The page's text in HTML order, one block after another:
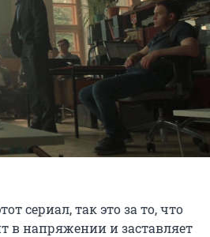
сериал, так это за то, что
в напряжении и заставляет